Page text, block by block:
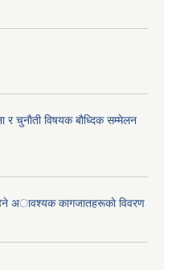
र चुनाैती विषयक बाैध्दिक सम्मेलन
अावश्यक कागजातहरूकाे विवरण